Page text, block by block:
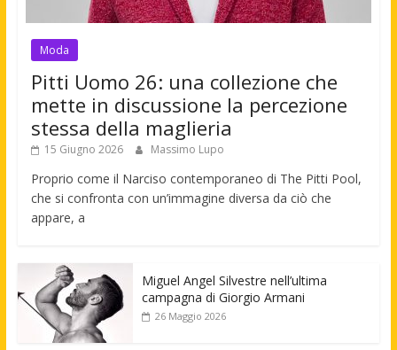
Moda
Pitti Uomo 26: una collezione che
mette in discussione la percezione
stessa della maglieria
15 Giugno 2026 Massimo Lupo
Proprio come il Narciso contemporaneo di The Pitti Pool,
che si confronta con un’immagine diversa da ciò che
appare, a
Miguel Angel Silvestre nell’ultima
campagna di Giorgio Armani
26 Maggio 2026